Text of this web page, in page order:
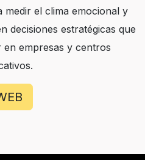
medir el clima emocional y
decisiones estratégicas que
en empresas y centros